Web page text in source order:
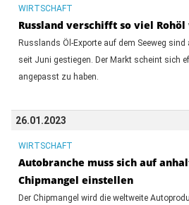
WIRTSCHAFT
Russland verschifft so viel
Russlands Öl-Exporte auf dem Seeweg
seit Juni gestiegen. Der Markt scheint sich
angepasst zu haben.
26.01.2023
WIRTSCHAFT
Autobranche muss sich auf
Chipmangel einstellen
Der Chipmangel wird die weltweite